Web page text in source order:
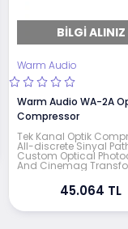
BILGI ALINIZ
Warm Audio
Warm Audio WA-2A
Compressor
Tek Kanal Optik
All-discrete Sinyal
Custom Optical
And Cinemag
45.064 TL